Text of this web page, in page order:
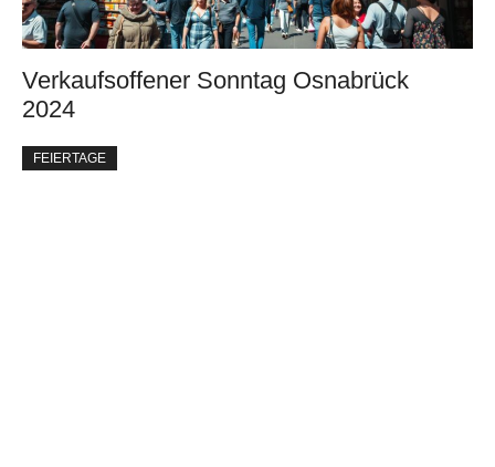
Verkaufsoffener Sonntag Osnabrück
2024
FEIERTAGE